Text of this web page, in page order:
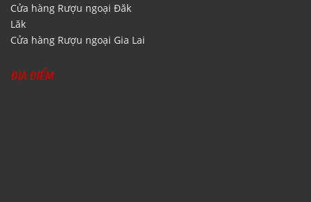
Cửa hàng Rượu ngoại Đăk
Lăk
Cửa hàng Rượu ngoại Gia Lai
ĐỊA ĐIỂM